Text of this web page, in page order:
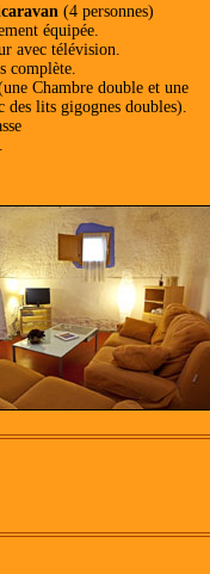
(4 personnes)
équipée.
avec télévision.
complète.
Chambre double et une
des lits gigognes doubles).